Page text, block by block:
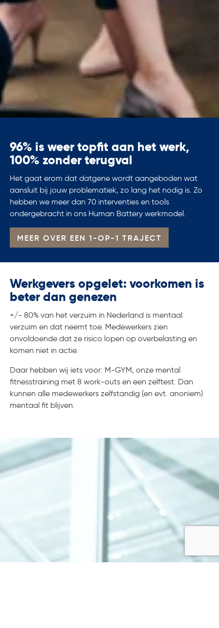
96% is weer topfit aan het werk,
100% zonder terugval
Het gaat erom dat datgene wordt aangeboden wat
aansluit bij jouw problematiek, zo lang het nodig is. Zo
hebben we meer dan 70 interventies en tools
ondergebracht in ons Human Battery werkmodel.
MEER OVER EEN 1-OP-1 TRAJECT
Werkgevers opgelet: voorkomen is
beter dan genezen
+/- 80% van het verzuim in Nederland is mentaal
verzuim en dat neemt toe. Medewerkers zien
onvoldoende dat ze risico lopen op overbelasting en
komen niet in actie.
Daar hebben wij iets voor: M-GYM, onze mental
fitnesstraining met 8 work-outs en een zelftest. Dan
kunnen alle medewerkers zelfstandig (en evt. anoniem)
mentaal fit blijven.